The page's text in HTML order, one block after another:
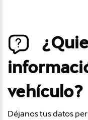
vehículo?
Déjanos tus datos